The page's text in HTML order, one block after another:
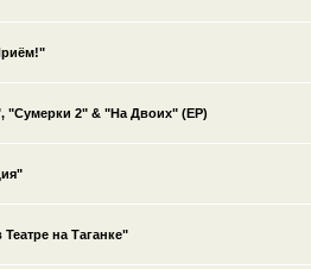
2" & "На Двоих" (EP)
на Таганке"